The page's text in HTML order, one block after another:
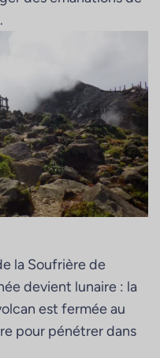
la Soufrière de
devient lunaire : la
est fermée au
pour pénétrer dans